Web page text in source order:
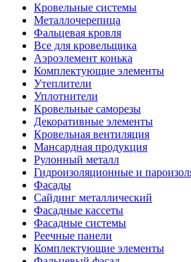
Кровельные системы
Металлочерепица
Фальцевая кровля
Все для кровельщика
Аэроэлемент конька
Комплектующие элементы
Утеплители
Уплотнители
Кровельные саморезы
Декоративные элементы
Кровельная вентиляция
Мансардная продукция
Рулонный металл
Гидроизоляционные и
Фасады
Сайдинг металлический
Фасадные кассеты
Фасадные системы
Реечные панели
Комплектующие элементы